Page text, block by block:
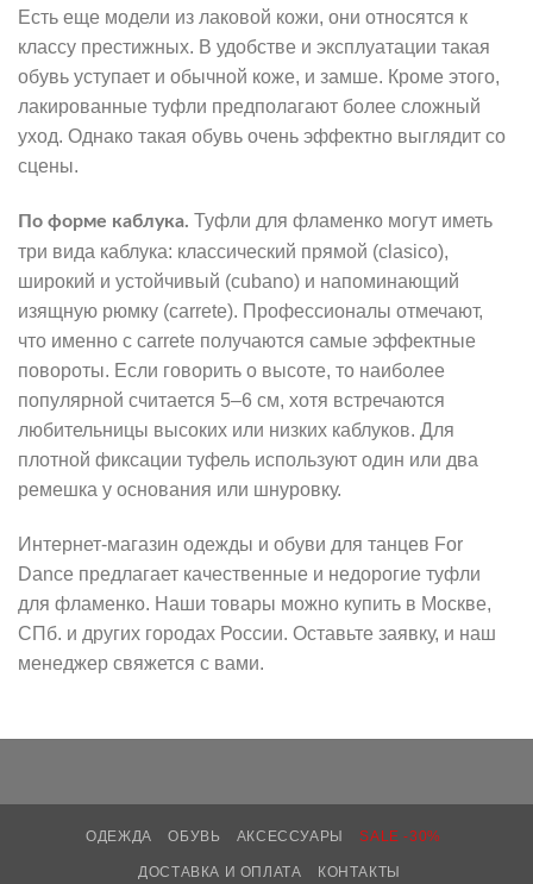
Есть еще модели из лаковой кожи, они относятся к
классу престижных. В удобстве и эксплуатации такая
обувь уступает и обычной коже, и замше. Кроме этого,
лакированные туфли предполагают более сложный
уход. Однако такая обувь очень эффектно выглядит со
сцены.
По форме каблука. Туфли для фламенко могут иметь
три вида каблука: классический прямой (clasico),
широкий и устойчивый (cubano) и напоминающий
изящную рюмку (carrete). Профессионалы отмечают,
что именно с carrete получаются самые эффектные
повороты. Если говорить о высоте, то наиболее
популярной считается 5–6 см, хотя встречаются
любительницы высоких или низких каблуков. Для
плотной фиксации туфель используют один или два
ремешка у основания или шнуровку.
Интернет-магазин одежды и обуви для танцев For
Dance предлагает качественные и недорогие туфли
для фламенко. Наши товары можно купить в Москве,
СПб. и других городах России. Оставьте заявку, и наш
менеджер свяжется с вами.
ОДЕЖДА ОБУВЬ АКСЕССУАРЫ SALE -30%
ДОСТАВКА И ОПЛАТА КОНТАКТЫ